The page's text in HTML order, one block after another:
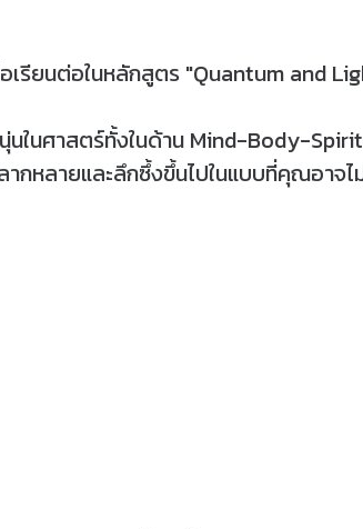
รียนต่อในหลักสูตร "Quantum and
ในศาสตร์ทั้งในด้าน Mind-Body-
กหลายและลึกซึ้งขึ้นไปในแบบที่คุณอาจไ